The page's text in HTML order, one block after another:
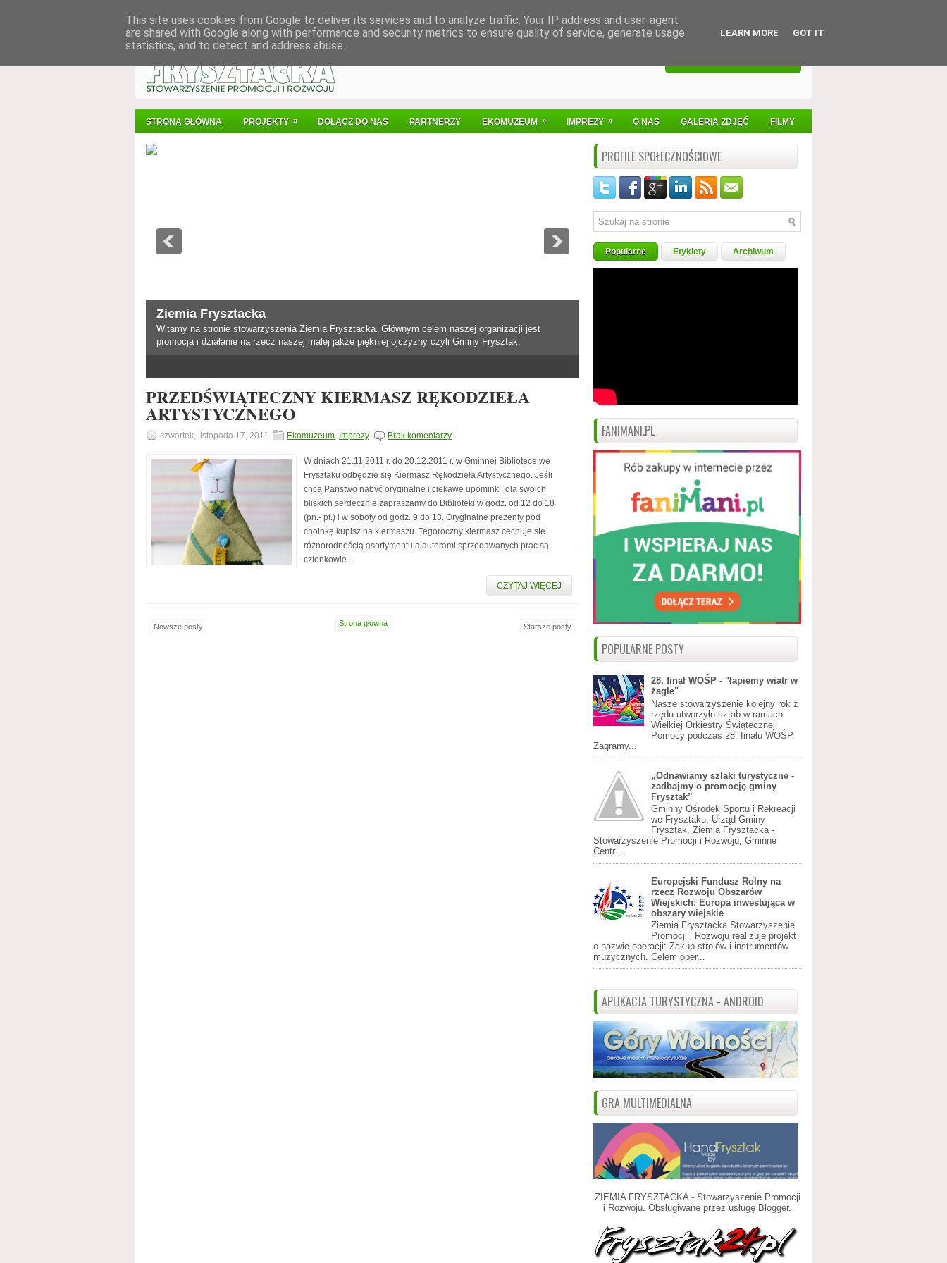
STRONA GŁÓWNA PROJEKTY » DOŁĄCZ DO NAS PARTNERZY EKOMUZEUM » IMPREZY » O NAS GALERIA ZDJĘĆ FILMY
Ziemia Frysztacka
Witamy na stronie stowarzyszenia Ziemia Frysztacka. Głównym celem naszej organizacji jest
promocja i działanie na rzecz naszej małej jakże piękniej ojczyzny czyli Gminy Frysztak.
PRZEDŚWIĄTECZNY KIERMASZ RĘKODZIEŁA
ARTYSTYCZNEGO
czwartek, listopada 17, 2011 Ekomuzeum, Imprezy Brak komentarzy
W dniach 21.11.2011 r. do 20.12.2011 r. w Gminnej Bibliotece we
Frysztaku odbędzie się Kiermasz Rękodzieła Artystycznego. Jeśli
chcą Państwo nabyć oryginalne i ciekawe upominki dla swoich
bliskich serdecznie zapraszamy do Biblioteki w godz. od 12 do 18
(pn.- pt.) i w soboty od godz. 9 do 13. Oryginalne prezenty pod
choinkę kupisz na kiermaszu. Tegoroczny kiermasz cechuje się
różnorodnością asortymentu a autorami sprzedawanych prac są
członkowie...
CZYTAJ WIĘCEJ
Nowsze posty Starsze posty
Strona główna
PROFILE SPOŁECZNOŚCIOWE
Popularne Etykiety Archiwum
FANIMANI.PL
POPULARNE POSTY
28. finał WOŚP - "łapiemy wiatr w
żagle"
Nasze stowarzyszenie kolejny rok z
rzędu utworzyło sztab w ramach
Wielkiej Orkiestry Świątecznej
Pomocy podczas 28. finału WOŚP.
Zagramy...
„Odnawiamy szlaki turystyczne -
zadbajmy o promocję gminy
Frysztak”
Gminny Ośrodek Sportu i Rekreacji
we Frysztaku, Urząd Gminy
Frysztak, Ziemia Frysztacka -
Stowarzyszenie Promocji i Rozwoju, Gminne
Centr...
Europejski Fundusz Rolny na
rzecz Rozwoju Obszarów
Wiejskich: Europa inwestująca w
obszary wiejskie
Ziemia Frysztacka Stowarzyszenie
Promocji i Rozwoju realizuje projekt
o nazwie operacji: Zakup strojów i instrumentów
muzycznych. Celem oper...
APLIKACJA TURYSTYCZNA - ANDROID
GRA MULTIMEDIALNA
ZIEMIA FRYSZTACKA - Stowarzyszenie Promocji
i Rozwoju. Obsługiwane przez usługę Blogger.
This site uses cookies from Google to deliver its services and to analyze traffic. Your IP address and user-agent
are shared with Google along with performance and security metrics to ensure quality of service, generate usage
statistics, and to detect and address abuse.
LEARN MORE GOT IT